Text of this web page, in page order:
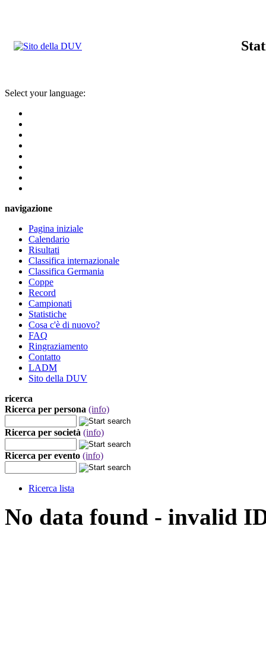
Select your language:
navigazione
Pagina iniziale
Calendario
Risultati
Classifica internazionale
Classifica Germania
Coppe
Record
Campionati
Statistiche
Cosa c'è di nuovo?
FAQ
Ringraziamento
Contatto
LADM
Sito della DUV
ricerca
Ricerca per persona (info)
Ricerca per società (info)
Ricerca per evento (info)
Ricerca lista
No data found - invalid